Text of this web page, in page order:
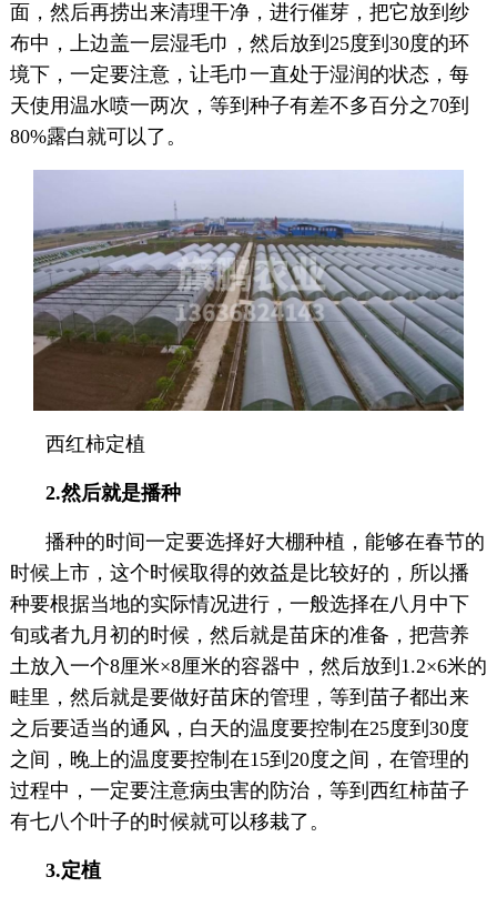
面，然后再捞出来清理干净，进行催芽，把它放到纱
布中，上边盖一层湿毛巾，然后放到25度到30度的环
境下，一定要注意，让毛巾一直处于湿润的状态，每
天使用温水喷一两次，等到种子有差不多百分之70到
80%露白就可以了。
西红柿定植
2.然后就是播种
播种的时间一定要选择好大棚种植，能够在春节的
时候上市，这个时候取得的效益是比较好的，所以播
种要根据当地的实际情况进行，一般选择在八月中下
旬或者九月初的时候，然后就是苗床的准备，把营养
土放入一个8厘米×8厘米的容器中，然后放到1.2×6米的
畦里，然后就是要做好苗床的管理，等到苗子都出来
之后要适当的通风，白天的温度要控制在25度到30度
之间，晚上的温度要控制在15到20度之间，在管理的
过程中，一定要注意病虫害的防治，等到西红柿苗子
有七八个叶子的时候就可以移栽了。
3.定植